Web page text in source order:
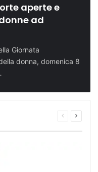
aperte e
ad
Giornata
donna, domenica 8
Pagina